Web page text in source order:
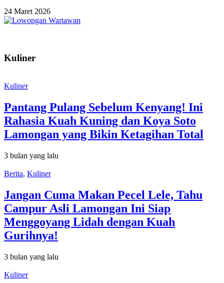
24 Maret 2026
Kuliner
Kuliner
Pantang Pulang Sebelum Kenyang! Ini
Rahasia Kuah Kuning dan Koya Soto
Lamongan yang Bikin Ketagihan Total
3 bulan yang lalu
Berita, Kuliner
Jangan Cuma Makan Pecel Lele, Tahu
Campur Asli Lamongan Ini Siap
Menggoyang Lidah dengan Kuah
Gurihnya!
3 bulan yang lalu
Kuliner